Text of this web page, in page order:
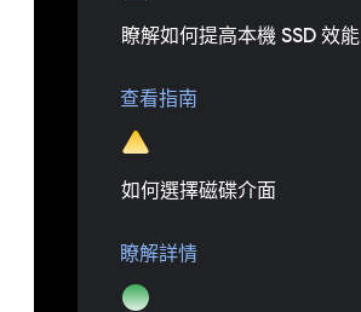
瞭解如何提高本機 SSD 效能
查看指南
如何選擇磁碟介面
瞭解詳情